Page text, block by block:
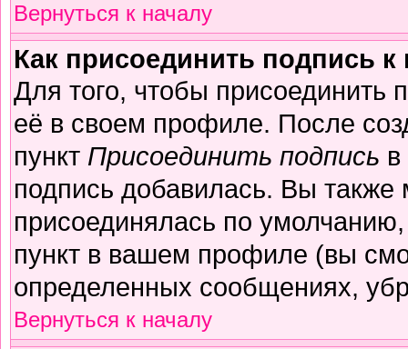
Вернуться к началу
Как присоединить подпись
Для того, чтобы присоединить
её в своем профиле. После
пункт Присоединить подпись
подпись добавилась. Вы также
присоединялась по
пункт в вашем профиле (вы
определенных сообщениях,
Вернуться к началу